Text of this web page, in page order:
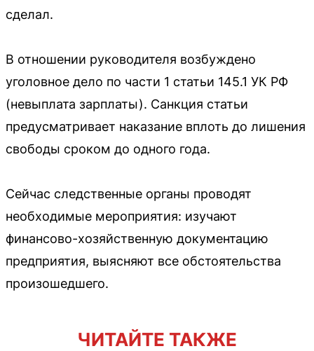
сделал.
В отношении руководителя возбуждено
уголовное дело по части 1 статьи 145.1 УК РФ
(невыплата зарплаты). Санкция статьи
предусматривает наказание вплоть до лишения
свободы сроком до одного года.
Сейчас следственные органы проводят
необходимые мероприятия: изучают
финансово-хозяйственную документацию
предприятия, выясняют все обстоятельства
произошедшего.
ЧИТАЙТЕ ТАКЖЕ